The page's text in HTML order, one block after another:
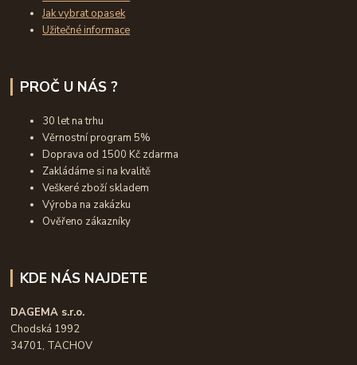
Jak vybrat opasek
Užitečné informace
PROČ U NÁS ?
30 let na trhu
Věrnostní program 5%
Doprava od 1500 Kč zdarma
Zakládáme si na kvalitě
Veškeré zboží skladem
Výroba na zakázku
Ověřeno zákazníky
KDE NÁS NAJDETE
DAGEMA s.r.o.
Chodská 1992
34701, TACHOV